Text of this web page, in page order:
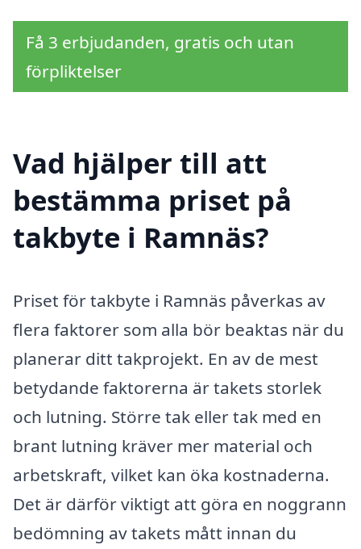
Få 3 erbjudanden, gratis och utan
förpliktelser
Vad hjälper till att
bestämma priset på
takbyte i Ramnäs?
Priset för takbyte i Ramnäs påverkas av
flera faktorer som alla bör beaktas när du
planerar ditt takprojekt. En av de mest
betydande faktorerna är takets storlek
och lutning. Större tak eller tak med en
brant lutning kräver mer material och
arbetskraft, vilket kan öka kostnaderna.
Det är därför viktigt att göra en noggrann
bedömning av takets mått innan du